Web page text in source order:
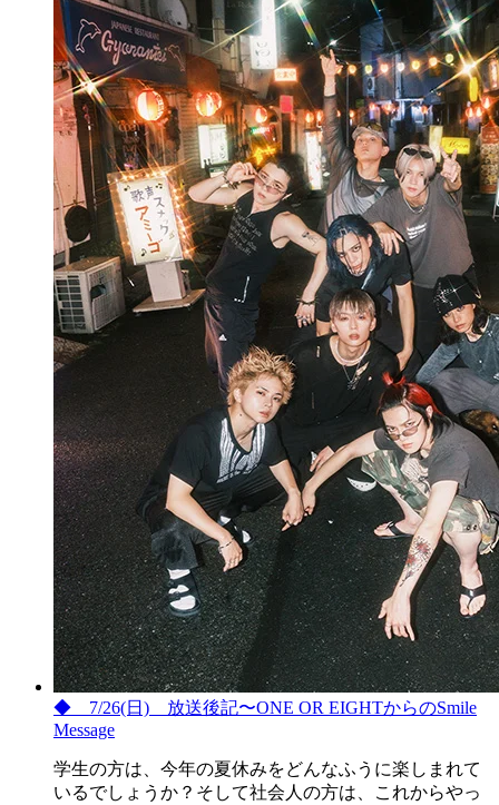
◆ 7/26(日) 放送後記〜ONE OR EIGHTからのSmile
Message
学生の方は、今年の夏休みをどんなふうに楽しまれて
いるでしょうか？そして社会人の方は、これからやっ